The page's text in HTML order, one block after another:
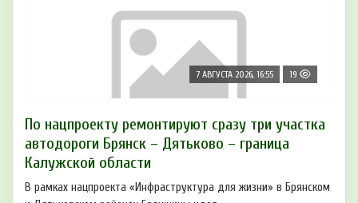
7 АВГУСТА 2026, 16:55 19
По нацпроекту ремонтируют сразу три участка
автодороги Брянск – Дятьково – граница
Калужской области
В рамках нацпроекта «Инфраструктура для жизни» в Брянском